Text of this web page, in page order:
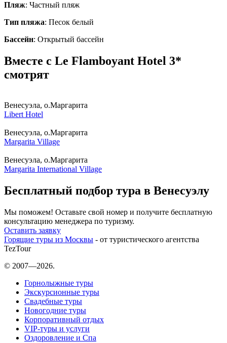
Пляж: Частный пляж
Тип пляжа: Песок белый
Бассейн: Открытый бассейн
Вместе с Le Flamboyant Hotel 3*
смотрят
Венесуэла, о.Маргарита
Libert Hotel
Венесуэла, о.Маргарита
Margarita Village
Венесуэла, о.Маргарита
Margarita International Village
Бесплатный подбор тура в Венесуэлу
Мы поможем! Оставьте свой номер и получите бесплатную
консультацию менеджера по туризму.
Оставить заявку
Горящие туры из Москвы - от туристического агентства
TezTour
© 2007—2026.
Горнолыжные туры
Экскурсионные туры
Свадебные туры
Новогодние туры
Корпоративный отдых
VIP-туры и услуги
Оздоровление и Спа